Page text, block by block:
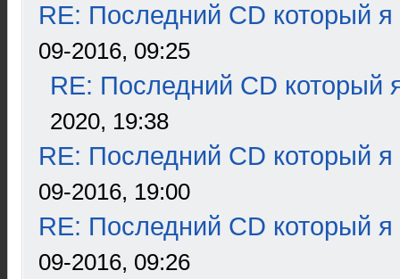
RE: Последний CD который я
09-2016, 09:25
RE: Последний CD который
2020, 19:38
RE: Последний CD который я
09-2016, 19:00
RE: Последний CD который я
09-2016, 09:26